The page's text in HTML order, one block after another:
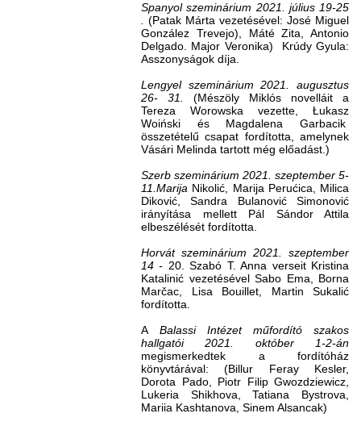
Spanyol szeminárium 2021. július 19-25
(Patak Márta vezetésével: José Miguel
González Trevejo), Máté Zita, Antonio
Delgado. Major Veronika) Krúdy Gyula:
Asszonyságok díja.
Lengyel szeminárium 2021. augusztus
26- 31.
(Mészöly Miklós novelláit a
Tereza Worowska vezette, Łukasz
Woiński és Magdalena Garbacik
összetételű csapat fordította, amelynek
Vásári Melinda tartott még előadást.)
Szerb szeminárium 2021. szeptember 5-
11.Marija Nikolić, Marija Perućica, Milica
Diković, Sandra Bulanović Simonović
irányítása mellett Pál Sándor Attila
elbeszélését fordította.
Horvát szeminárium 2021. szeptember
14 - 20. Szabó T. Anna verseit Kristina
Katalinić vezetésével Sabo Ema, Borna
Marčac, Lisa Bouillet, Martin Sukalić
fordította.
A Balassi Intézet műfordító szakos
hallgatói 2021. október 1-2-án
megismerkedtek a fordítóház
könyvtárával: (Billur Feray Kesler,
Dorota Pado, Piotr Filip Gwozdziewicz,
Lukeria Shikhova, Tatiana Bystrova,
Mariia Kashtanova, Sinem Alsancak)